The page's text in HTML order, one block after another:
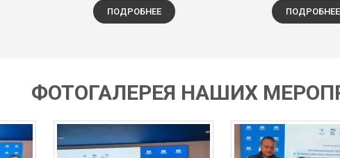
ПОДРОБНЕЕ ПОДРОБНЕЕ
ФОТОГАЛЕРЕЯ НАШИХ